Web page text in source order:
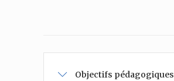
Objectifs pédagogiques